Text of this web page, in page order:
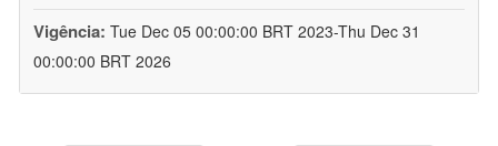
Vigência: Tue Dec 05 00:00:00 BRT 2023-Thu Dec 31
00:00:00 BRT 2026